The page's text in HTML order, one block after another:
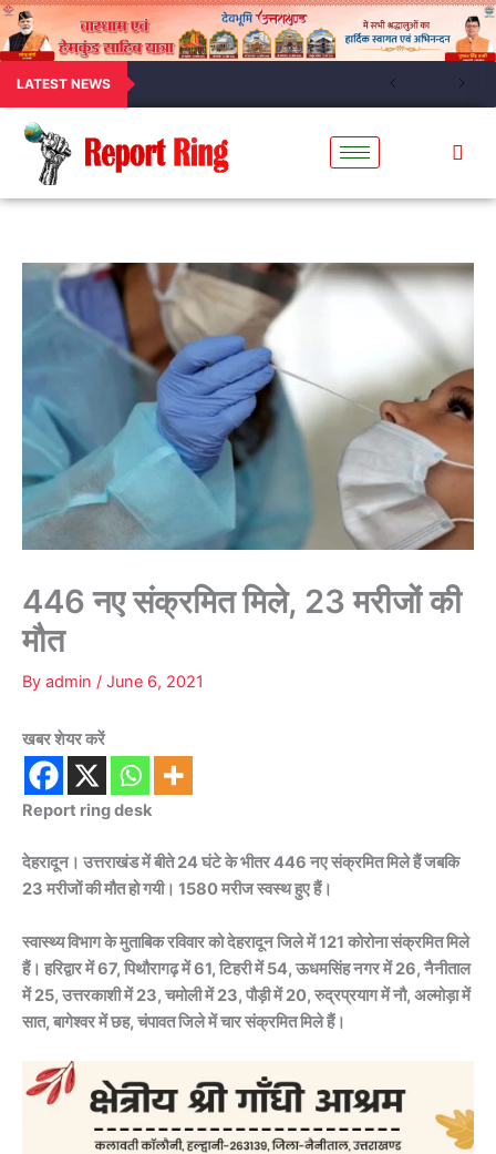
LATEST NEWS
446 नए संक्रमित मिले, 23 मरीजों की
मौत
By admin / June 6, 2021
खबर शेयर करें
Report ring desk
देहरादून। उत्तराखंड में बीते 24 घंटे के भीतर 446 नए संक्रमित मिले हैं जबकि
23 मरीजों की मौत हो गयी। 1580 मरीज स्वस्थ हुए हैं।
स्वास्थ्य विभाग के मुताबिक रविवार को देहरादून जिले में 121 कोरोना संक्रमित मिले
हैं। हरिद्वार में 67, पिथौरागढ़ में 61, टिहरी में 54, ऊधमसिंह नगर में 26, नैनीताल
में 25, उत्तरकाशी में 23, चमोली में 23, पौड़ी में 20, रुद्रप्रयाग में नौ, अल्मोड़ा में
सात, बागेश्वर में छह, चंपावत जिले में चार संक्रमित मिले हैं।